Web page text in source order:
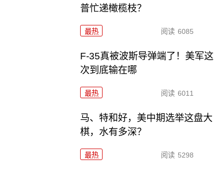
普忙递橄榄枝？
最热 阅读 6085
F-35真被波斯导弹端了！美军这
次到底输在哪
最热 阅读 6011
马、特和好，美中期选举这盘大
棋，水有多深？
最热 阅读 5298